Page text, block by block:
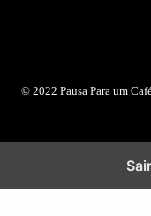
© 2022 Pausa Para um